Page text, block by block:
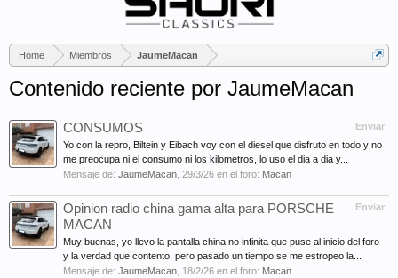
Home Miembros JaumeMacan
Contenido reciente por JaumeMacan
Enviar
CONSUMOS
Yo con la repro, Biltein y Eibach voy con el diesel que disfruto en todo y no
me preocupa ni el consumo ni los kilometros, lo uso el dia a dia y...
Mensaje de: JaumeMacan 29/3/26 en el foro: Macan
Enviar
Opinion radio china gama alta para PORSCHE
MACAN
Muy buenas, yo llevo la pantalla china no infinita que puse al inicio del foro
y la verdad que contento, pero pasado un tiempo se me estropeo la...
Mensaje de: JaumeMacan 18/2/26 en el foro: Macan